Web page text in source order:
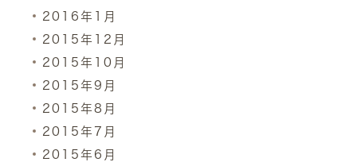
2016年1月
2015年12月
2015年10月
2015年9月
2015年8月
2015年7月
2015年6月